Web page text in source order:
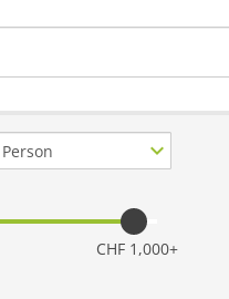
CHF 1,000+